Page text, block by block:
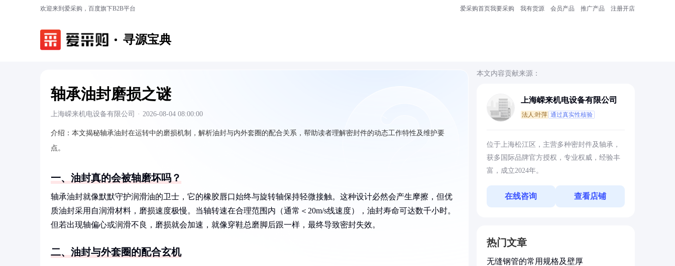
欢迎来到爱采购，百度旗下B2B平台 爱采购首页我要采购 我有货源 会员产品 推广产品 注册开店
寻源宝典
轴承油封磨损之谜
上海嵘来机电设备有限公司 · 2026-08-04 08:00:00
介绍： 本文揭秘轴承油封在运转中的磨损机制，解析油封与内外套圈的配合关系，帮助读者理解密封件的动态工作特性及维护要
点。
一、油封真的会被轴磨坏吗？
轴承油封就像默默守护润滑油的卫士，它的橡胶唇口始终与旋转轴保持轻微接触。这种设计必然会产生摩擦，但优
质油封采用自润滑材料，磨损速度极慢。当轴转速在合理范围内（通常＜20m/s线速度），油封寿命可达数千小时。
但若出现轴偏心或润滑不良，磨损就会加速，就像穿鞋总磨脚后跟一样，最终导致密封失效。
二、油封与外套圈的配合玄机
本文内容贡献来源：
上海嵘来机电设备有限公司
法人:叶萍 通过真实性核验
位于上海松江区，主营多种密封件及轴承，
获多国际品牌官方授权，专业权威，经验丰
富，成立2024年。
在线咨询 查看店铺
热门文章
无缝钢管的常用规格及壁厚